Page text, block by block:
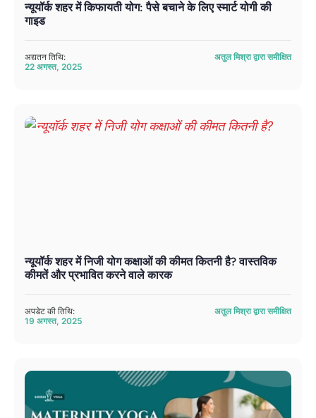
न्यूयॉर्क शहर में किफायती योग: पैसे बचाने के लिए स्मार्ट योगी की
गाइड
अद्यतन तिथि:
22 अगस्त, 2025
अतुल मिश्रा द्वारा समीक्षित
न्यूयॉर्क शहर में निजी योग कक्षाओं की कीमत कितनी है? वास्तविक
कीमतें और प्रभावित करने वाले कारक
अपडेट की तिथि:
19 अगस्त, 2025
अतुल मिश्रा द्वारा समीक्षित